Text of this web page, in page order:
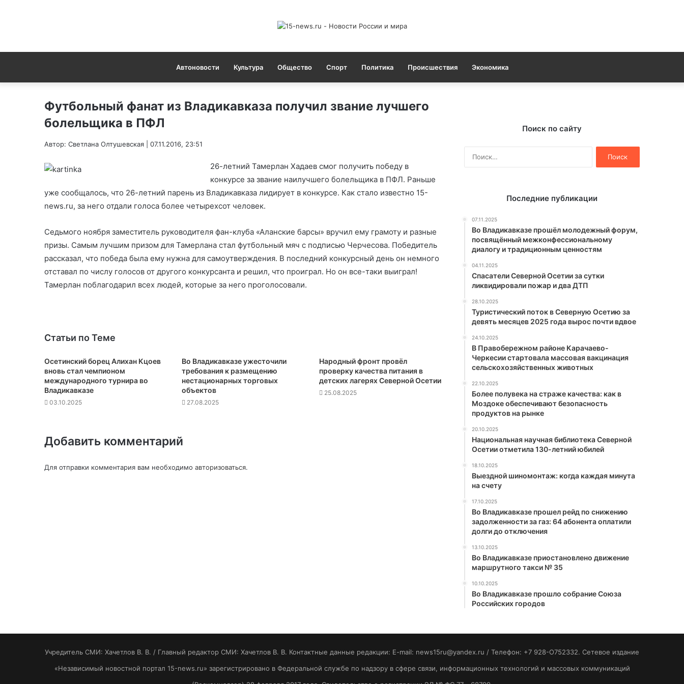
Автоновости Культура Общество Спорт Политика Происшествия Экономика
Футбольный фанат из Владикавказа получил звание лучшего
болельщика в ПФЛ
Автор: Светлана Олтушевская | 07.11.2016, 23:51
26-летний Тамерлан Хадаев смог получить победу в
конкурсе за звание наилучшего болельщика в ПФЛ. Раньше
уже сообщалось, что 26-летний парень из Владикавказа лидирует в конкурсе. Как стало известно 15-
news.ru, за него отдали голоса более четырехсот человек.
Седьмого ноября заместитель руководителя фан-клуба «Аланские барсы» вручил ему грамоту и разные
призы. Самым лучшим призом для Тамерлана стал футбольный мяч с подписью Черчесова. Победитель
рассказал, что победа была ему нужна для самоутверждения. В последний конкурсный день он немного
отставал по числу голосов от другого конкурсанта и решил, что проиграл. Но он все-таки выиграл!
Тамерлан поблагодарил всех людей, которые за него проголосовали.
Статьи по Теме
Осетинский борец Алихан Кцоев
вновь стал чемпионом
международного турнира во
Владикавказе
03.10.2025
Во Владикавказе ужесточили
требования к размещению
нестационарных торговых
объектов
27.08.2025
Народный фронт провёл
проверку качества питания в
детских лагерях Северной Осетии
25.08.2025
Добавить комментарий
Для отправки комментария вам необходимо авторизоваться.
Поиск по сайту
Последние публикации
07.11.2025
Во Владикавказе прошёл молодежный форум,
посвящённый межконфессиональному
диалогу и традиционным ценностям
04.11.2025
Спасатели Северной Осетии за сутки
ликвидировали пожар и два ДТП
28.10.2025
Туристический поток в Северную Осетию за
девять месяцев 2025 года вырос почти вдвое
24.10.2025
В Правобережном районе Карачаево-
Черкесии стартовала массовая вакцинация
сельскохозяйственных животных
22.10.2025
Более полувека на страже качества: как в
Моздоке обеспечивают безопасность
продуктов на рынке
20.10.2025
Национальная научная библиотека Северной
Осетии отметила 130-летний юбилей
18.10.2025
Выездной шиномонтаж: когда каждая минута
на счету
17.10.2025
Во Владикавказе прошел рейд по снижению
задолженности за газ: 64 абонента оплатили
долги до отключения
13.10.2025
Во Владикавказе приостановлено движение
маршрутного такси № 35
10.10.2025
Во Владикавказе прошло собрание Союза
Российских городов
Учредитель СМИ: Хaчeтлoв B. B. / Главный редактор СМИ: Хaчeтлoв B. B. Контактные данные редакции: E-mail: news15ru@yandex.ru / Телефон: +7 928-O752332. Сетевое издание
«Независимый новостной портал 15-news.ru» зарегистрировано в Федеральной службе по надзору в сфере связи, информационных технологий и массовых коммуникаций